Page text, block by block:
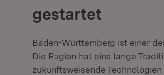
gestartet
Baden-Württemberg ist einer
Die Region hat eine lange
zukunftsweisende